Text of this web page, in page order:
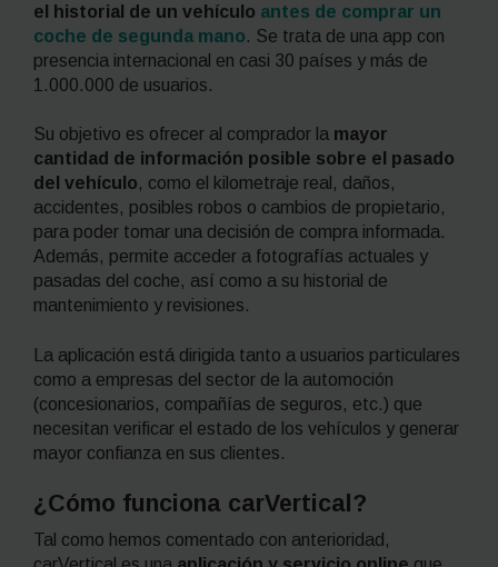
el historial de un vehículo antes de comprar un
coche de segunda mano. Se trata de una app con
presencia internacional en casi 30 países y más de
1.000.000 de usuarios.
Su objetivo es ofrecer al comprador la mayor
cantidad de información posible sobre el pasado
del vehículo, como el kilometraje real, daños,
accidentes, posibles robos o cambios de propietario,
para poder tomar una decisión de compra informada.
Además, permite acceder a fotografías actuales y
pasadas del coche, así como a su historial de
mantenimiento y revisiones.
La aplicación está dirigida tanto a usuarios particulares
como a empresas del sector de la automoción
(concesionarios, compañías de seguros, etc.) que
necesitan verificar el estado de los vehículos y generar
mayor confianza en sus clientes.
¿Cómo funciona carVertical?
Tal como hemos comentado con anterioridad,